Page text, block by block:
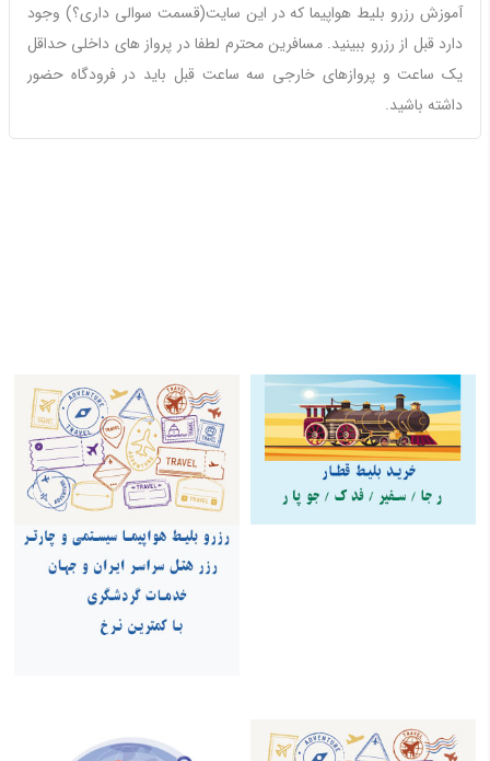
آموزش رزرو بلیط هواپیما که در این سایت(قسمت سوالی داری؟) وجود
دارد قبل از رزرو ببینید. مسافرین محترم لطفا در پرواز های داخلی حداقل
یک ساعت و پروازهای خارجی سه ساعت قبل باید در فرودگاه حضور
داشته باشید.